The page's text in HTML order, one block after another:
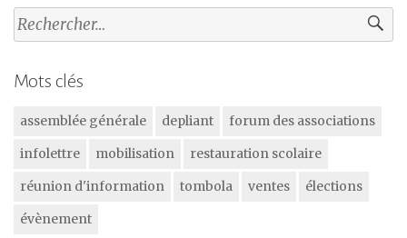
Rechercher :
Mots clés
assemblée générale depliant
forum des associations
infolettre
mobilisation
restauration scolaire
réunion d'information
tombola ventes
élections
évènement